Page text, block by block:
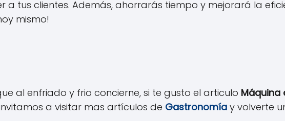
tus clientes. Además, ahorrarás tiempo y mejorará la
mismo!
al enfriado y frio concierne, si te gusto el articulo Máquina
a visitar mas artículos de Gastronomía y volverte